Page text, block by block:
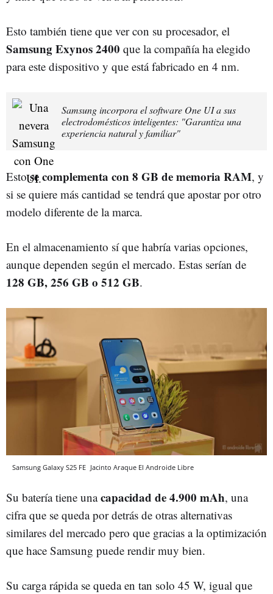
Esto también tiene que ver con su procesador, el
Samsung Exynos 2400 que la compañía ha elegido
para este dispositivo y que está fabricado en 4 nm.
Samsung incorpora el software One UI a sus
electrodomésticos inteligentes: "Garantiza una
experiencia natural y familiar"
Estose complementa con 8 GB de memoria RAM, y
si se quiere más cantidad se tendrá que apostar por otro
modelo diferente de la marca.
En el almacenamiento sí que habría varias opciones,
aunque dependen según el mercado. Estas serían de
128 GB, 256 GB o 512 GB.
Samsung Galaxy S25 FE Jacinto Araque El Androide Libre
Su batería tiene unacapacidad de 4.900 mAh, una
cifra que se queda por detrás de otras alternativas
similares del mercado pero que gracias a la optimización
que hace Samsung puede rendir muy bien.
Su carga rápida se queda en tan solo 45 W, igual que